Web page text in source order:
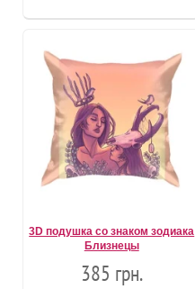
3D подушка со знаком зодиака
Близнецы
385 грн.